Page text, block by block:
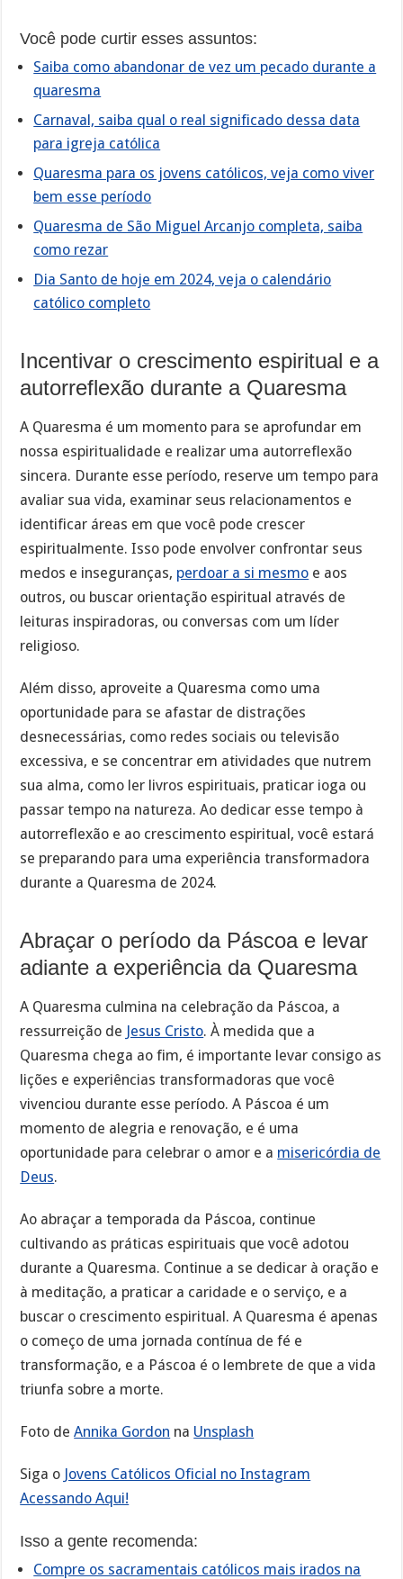
Você pode curtir esses assuntos:
Saiba como abandonar de vez um pecado durante a
quaresma
Carnaval, saiba qual o real significado dessa data
para igreja católica
Quaresma para os jovens católicos, veja como viver
bem esse período
Quaresma de São Miguel Arcanjo completa, saiba
como rezar
Dia Santo de hoje em 2024, veja o calendário
católico completo
Incentivar o crescimento espiritual e a
autorreflexão durante a Quaresma
A Quaresma é um momento para se aprofundar em
nossa espiritualidade e realizar uma autorreflexão
sincera. Durante esse período, reserve um tempo para
avaliar sua vida, examinar seus relacionamentos e
identificar áreas em que você pode crescer
espiritualmente. Isso pode envolver confrontar seus
medos e inseguranças, perdoar a si mesmo e aos
outros, ou buscar orientação espiritual através de
leituras inspiradoras, ou conversas com um líder
religioso.
Além disso, aproveite a Quaresma como uma
oportunidade para se afastar de distrações
desnecessárias, como redes sociais ou televisão
excessiva, e se concentrar em atividades que nutrem
sua alma, como ler livros espirituais, praticar ioga ou
passar tempo na natureza. Ao dedicar esse tempo à
autorreflexão e ao crescimento espiritual, você estará
se preparando para uma experiência transformadora
durante a Quaresma de 2024.
Abraçar o período da Páscoa e levar
adiante a experiência da Quaresma
A Quaresma culmina na celebração da Páscoa, a
ressurreição de Jesus Cristo. À medida que a
Quaresma chega ao fim, é importante levar consigo as
lições e experiências transformadoras que você
vivenciou durante esse período. A Páscoa é um
momento de alegria e renovação, e é uma
oportunidade para celebrar o amor e a misericórdia de
Deus.
Ao abraçar a temporada da Páscoa, continue
cultivando as práticas espirituais que você adotou
durante a Quaresma. Continue a se dedicar à oração e
à meditação, a praticar a caridade e o serviço, e a
buscar o crescimento espiritual. A Quaresma é apenas
o começo de uma jornada contínua de fé e
transformação, e a Páscoa é o lembrete de que a vida
triunfa sobre a morte.
Foto deAnnika Gordon na Unsplash
Siga o Jovens Católicos Oficial no Instagram
Acessando Aqui!
Isso a gente recomenda:
Compre os sacramentais católicos mais irados na